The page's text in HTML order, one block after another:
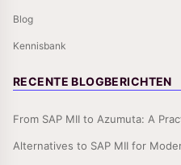
Blog
Kennisbank
RECENTE BLOGBERICHTEN
From SAP MII to Azumuta: A
Alternatives to SAP MII for